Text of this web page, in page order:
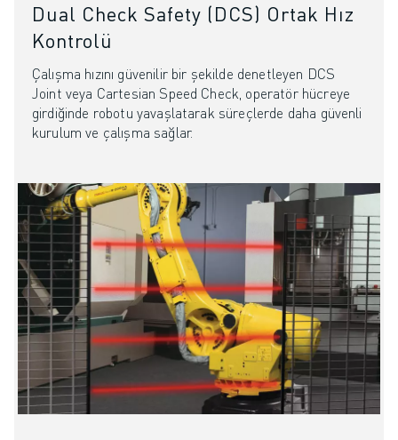
İLETIŞIM
LOKASYONLAR
KÜNYE
Dual Check Safety (DCS) Ortak Hız
Kontrolü
Çalışma hızını güvenilir bir şekilde denetleyen DCS
Joint veya Cartesian Speed Check, operatör hücreye
girdiğinde robotu yavaşlatarak süreçlerde daha güvenli
kurulum ve çalışma sağlar.